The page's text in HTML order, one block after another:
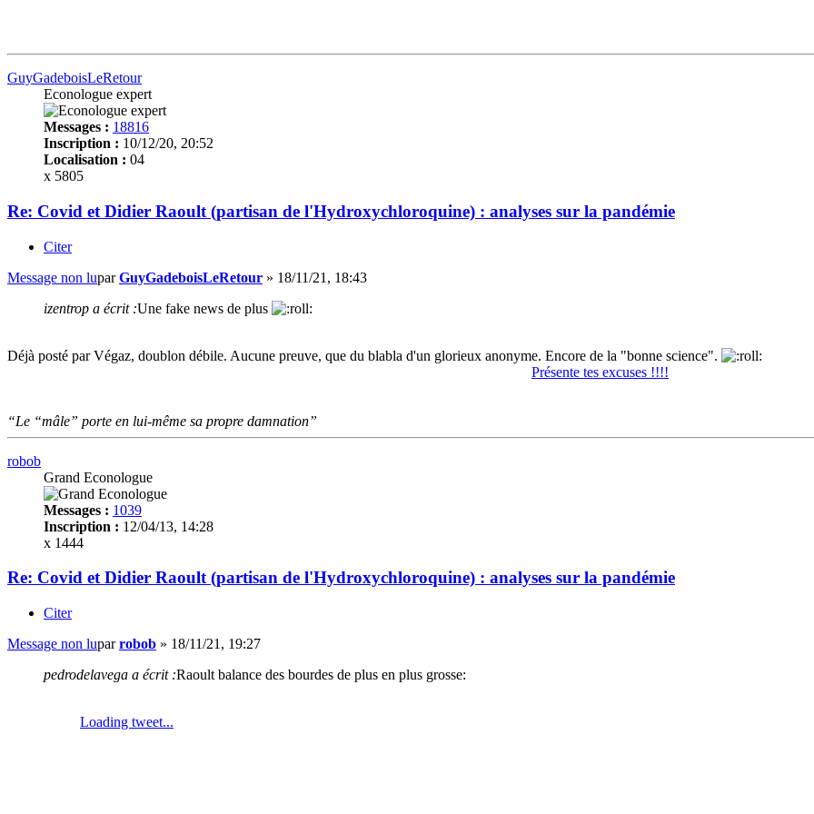
GuyGadeboisLeRetour
Econologue expert
Messages : 18816
Inscription : 10/12/20, 20:52
Localisation : 04
x 5805
Re: Covid et Didier Raoult (partisan de l'Hydroxychloroquine) : analyses sur la pandémie
Citer
Message non luparGuyGadeboisLeRetour » 18/11/21, 18:43
izentrop a écrit :Une fake news de plus
Déjà posté par Végaz, doublon débile. Aucune preuve, que du blabla d'un glorieux anonyme. Encore de la "bonne science".
Présente tes excuses !!!!
“Le “mâle” porte en lui-même sa propre damnation”
robob
Grand Econologue
Messages : 1039
Inscription : 12/04/13, 14:28
x 1444
Re: Covid et Didier Raoult (partisan de l'Hydroxychloroquine) : analyses sur la pandémie
Citer
Message non luparrobob » 18/11/21, 19:27
pedrodelavega a écrit :Raoult balance des bourdes de plus en plus grosse: